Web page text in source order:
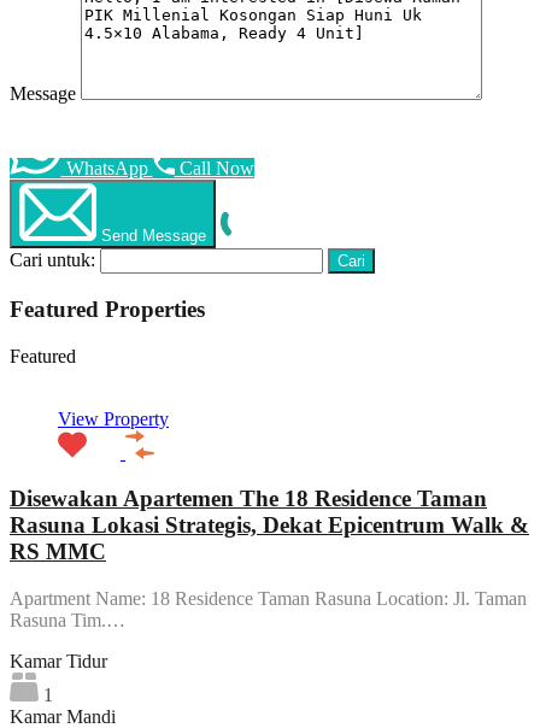
Message
WhatsApp Call Now
Send Message
Cari untuk:
Featured Properties
Featured
View Property
Disewakan Apartemen The 18 Residence Taman
Rasuna Lokasi Strategis, Dekat Epicentrum Walk &
RS MMC
Apartment Name: 18 Residence Taman Rasuna Location: Jl. Taman
Rasuna Tim.…
Kamar Tidur
1
Kamar Mandi